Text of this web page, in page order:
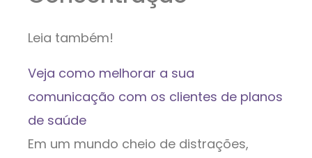
Leia também!
Veja como melhorar a sua
comunicação com os clientes de planos
de saúde
Em um mundo cheio de distrações,